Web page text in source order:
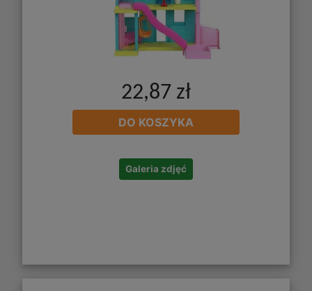
22,87 zł
DO KOSZYKA
Galeria zdjęć